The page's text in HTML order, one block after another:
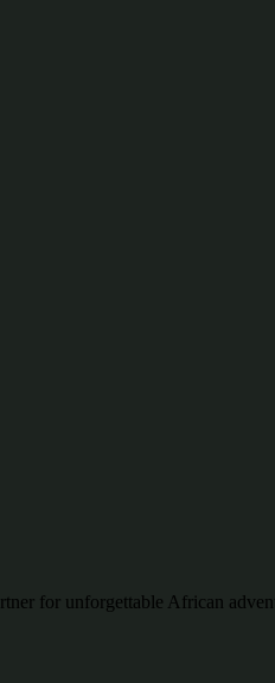
for unforgettable African